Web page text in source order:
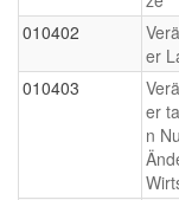
010402
er
010403
er
n